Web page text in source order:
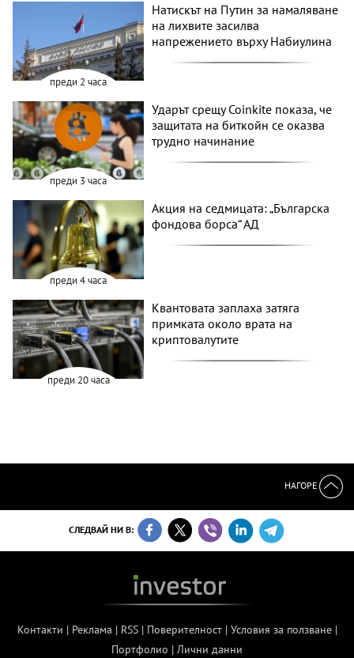
преди 2 часа
Натискът на Путин за намаляване
на лихвите засилва
напрежението върху Набиулина
преди 3 часа
Ударът срещу Coinkite показа, че
защитата на биткойн се оказва
трудно начинание
преди 4 часа
Акция на седмицата: „Българска
фондова борса“ АД
преди 20 часа
Квантовата заплаха затяга
примката около врата на
криптовалутите
НАГОРЕ
СЛЕДВАЙ НИ В:
Контакти | Реклама | RSS| Поверителност| Условия за ползване|
Портфолио | Лични данни